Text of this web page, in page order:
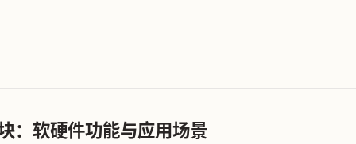
：软硬件功能与应用场景